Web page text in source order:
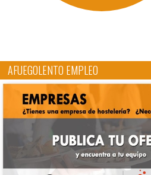
AFUEGOLENTO EMPLEO